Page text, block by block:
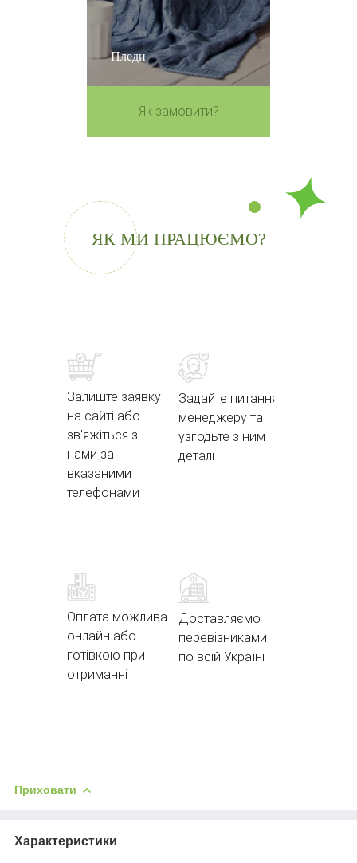
Пледи
Як замовити?
ЯК МИ ПРАЦЮЄМО?
Залиште заявку
на сайті або
зв'яжіться з
нами за
вказаними
телефонами
Задайте питання
менеджеру та
узгодьте з ним
деталі
Оплата можлива
онлайн або
готівкою при
отриманні
Доставляємо
перевізниками
по всій Україні
Приховати
Характеристики